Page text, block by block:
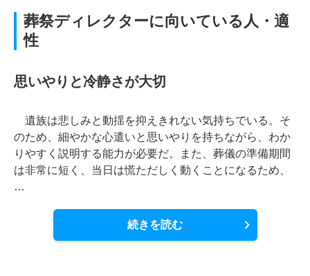
葬祭ディレクターに向いている人・適
性
思いやりと冷静さが大切
遺族は悲しみと動揺を抑えきれない気持ちでいる。そ
のため、細やかな心遣いと思いやりを持ちながら、わか
りやすく説明する能力が必要だ。また、葬儀の準備期間
は非常に短く、当日は慌ただしく動くことになるため、
…
続きを読む